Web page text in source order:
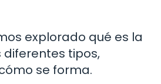
explorado qué es la
diferentes tipos,
se forma.